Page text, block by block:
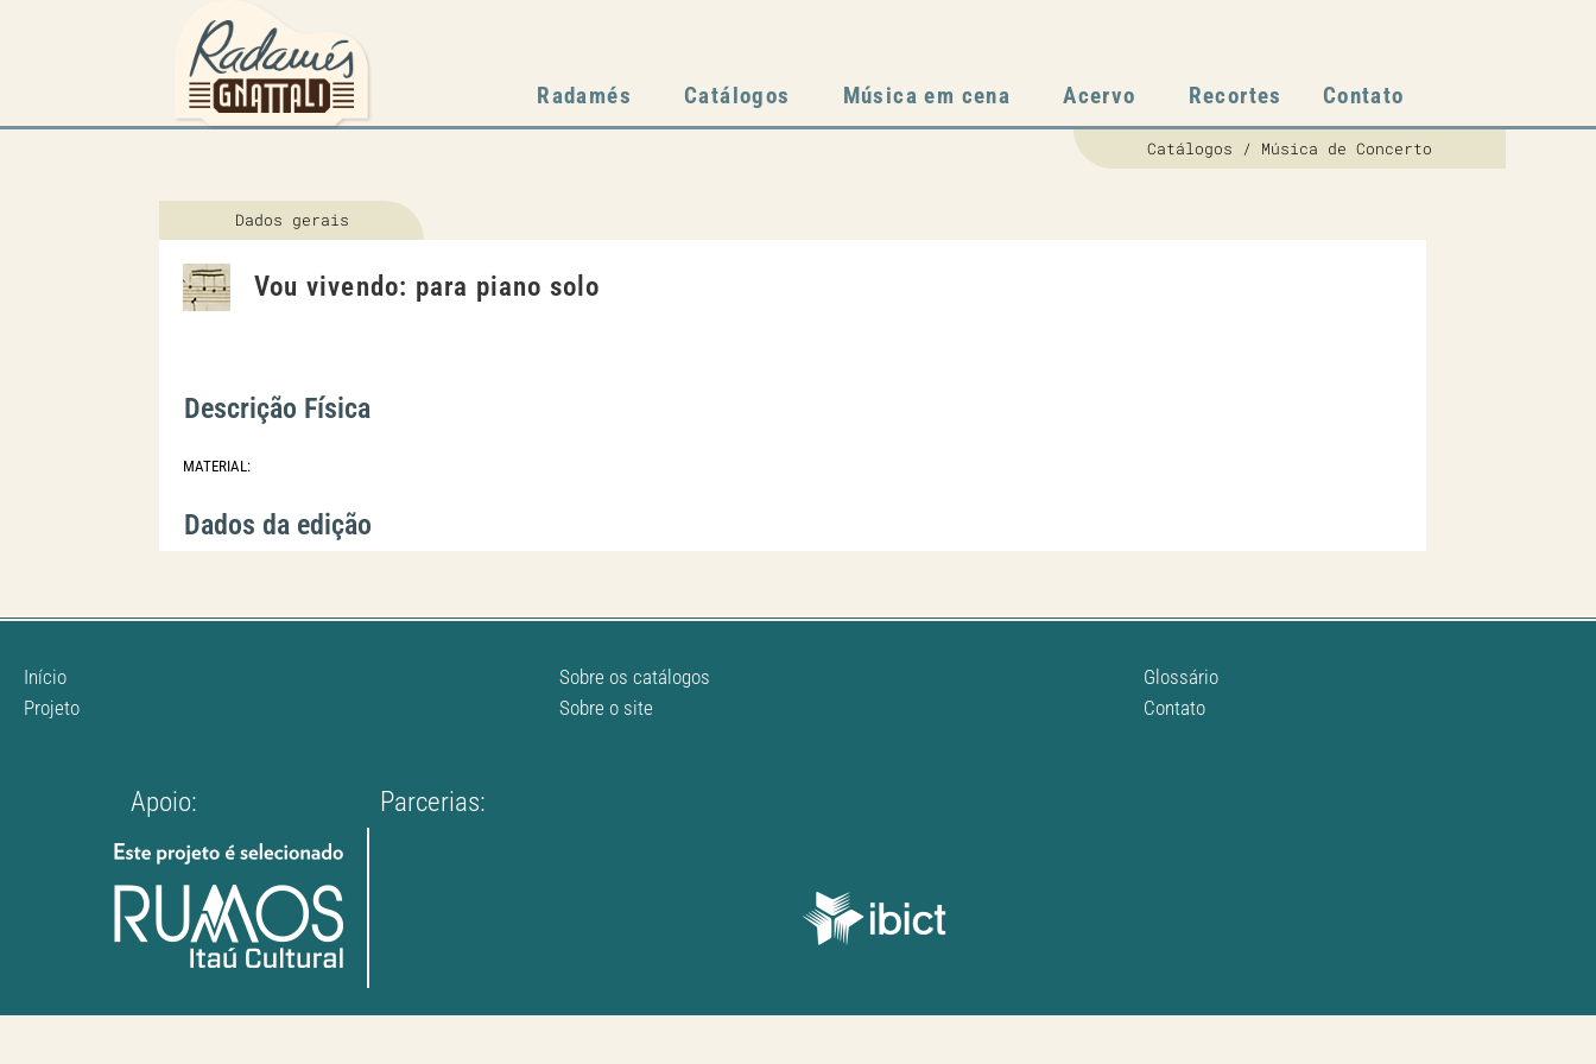
Radamés Catálogos Música em cena Acervo Recortes Contato
Catálogos / Música de Concerto
Dados gerais
Vou vivendo: para piano solo
Descrição Física
MATERIAL:
Dados da edição
Início
Projeto
Sobre os catálogos
Sobre o site
Glossário
Contato
Apoio: Parcerias: